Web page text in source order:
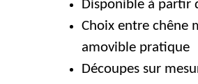
Disponible à partir
Choix entre chêne
amovible pratique
Découpes sur